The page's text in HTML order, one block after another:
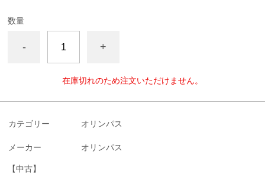
数量
- +
在庫切れのため注文いただけません。
カテゴリー オリンパス
メーカー オリンパス
【中古】